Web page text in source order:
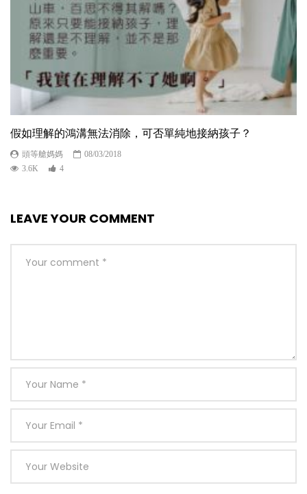
假如理解的鴻溝無法消除，可否單純地接納孩子？
頭等艙媽媽
08/03/2018
3.6K
4
LEAVE YOUR COMMENT